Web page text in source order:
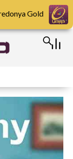
پرش
به
محتوا